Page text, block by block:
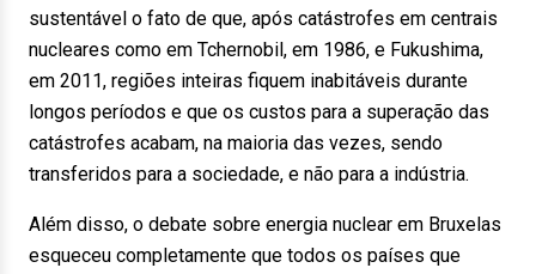
sustentável o fato de que, após catástrofes em centrais
nucleares como em Tchernobil, em 1986, e Fukushima,
em 2011, regiões inteiras fiquem inabitáveis durante
longos períodos e que os custos para a superação das
catástrofes acabam, na maioria das vezes, sendo
transferidos para a sociedade, e não para a indústria.
Além disso, o debate sobre energia nuclear em Bruxelas
esqueceu completamente que todos os países que